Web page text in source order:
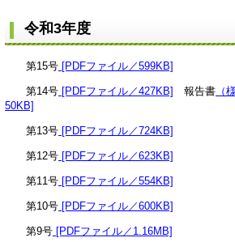
令和3年度
第15号 [PDFファイル／599KB]
第14号 [PDFファイル／427KB] 報告書 （
50KB]
第13号 [PDFファイル／724KB]
第12号 [PDFファイル／623KB]
第11号 [PDFファイル／554KB]
第10号 [PDFファイル／600KB]
第9号 [PDFファイル／1.16MB]